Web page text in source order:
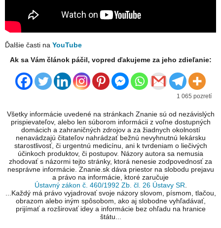
Ďalšie časti na YouTube
Ak sa Vám článok páčil, vopred ďakujeme za jeho zdieľanie:
1 065 pozretí
Všetky informácie uvedené na stránkach Znanie sú od nezávislých
prispievateľov, alebo len súborom informácii z voľne dostupných
domácich a zahraničných zdrojov a za žiadnych okolností
nenavádzajú čitateľov nahrádzať bežnú nevyhnutnú lekársku
starostlivosť, či urgentnú medicínu, ani k tvrdeniam o liečivých
účinkoch produktov, či postupov. Názory autora sa nemusia
zhodovať s názormi tejto stránky, ktorá nenesie zodpovednosť za
nesprávne informácie. Znanie.sk dáva priestor na slobodu prejavu
a právo na informácie, ktoré zaručuje
Ústavný zákon č. 460/1992 Zb. čl. 26 Ústavy SR
...Každý má právo vyjadrovať svoje názory slovom, písmom, tlačou,
obrazom alebo iným spôsobom, ako aj slobodne vyhľadávať,
prijímať a rozširovať idey a informácie bez ohľadu na hranice
štátu...